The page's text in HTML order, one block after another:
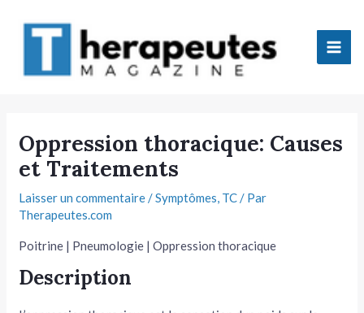
Oppression thoracique: Causes
et Traitements
Laisser un commentaire/Symptômes, TC/ Par
Therapeutes.com
Poitrine | Pneumologie | Oppression thoracique
Description